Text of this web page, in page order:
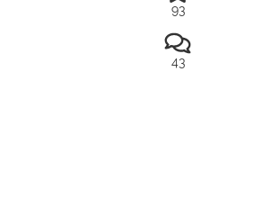
93
43